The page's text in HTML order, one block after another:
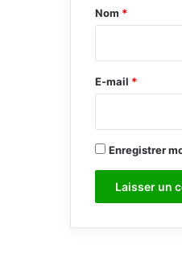
a
e
Nom *
E-mail *
Enregistrer